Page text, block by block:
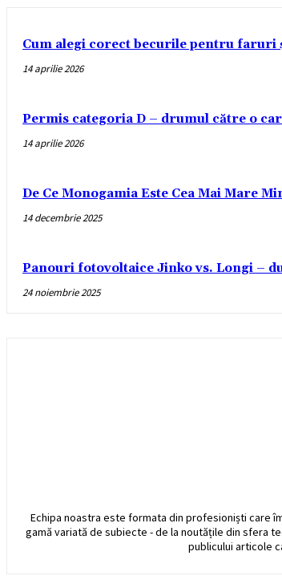
Cum alegi corect becurile pentru faruri
14 aprilie 2026
Permis categoria D – drumul către o
14 aprilie 2026
De Ce Monogamia Este Cea Mai Mare
14 decembrie 2025
Panouri fotovoltaice Jinko vs. Longi –
24 noiembrie 2025
Echipa noastra este formata din profesioniști care
gamă variată de subiecte - de la noutățile din sfera
publicului articole